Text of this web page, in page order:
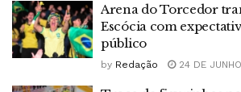
Arena do Torcedor
Escócia com
público
by Redação 24 DE